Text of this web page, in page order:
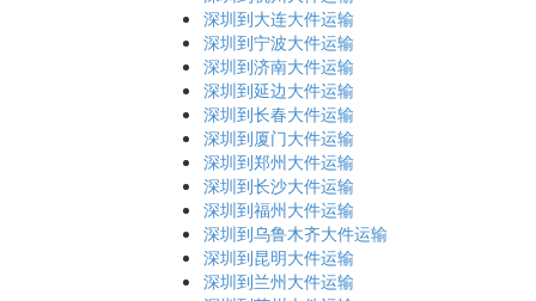
深圳到大连大件运输
深圳到宁波大件运输
深圳到济南大件运输
深圳到延边大件运输
深圳到长春大件运输
深圳到厦门大件运输
深圳到郑州大件运输
深圳到长沙大件运输
深圳到福州大件运输
深圳到乌鲁木齐大件运输
深圳到昆明大件运输
深圳到兰州大件运输